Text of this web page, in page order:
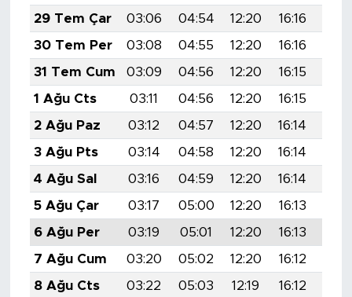
29 Tem Çar
03:06 04:54 12:20 16:16
30 Tem Per
03:08 04:55 12:20 16:16
31 Tem Cum
03:09 04:56 12:20 16:15
1 Ağu Cts
03:11 04:56 12:20 16:15
2 Ağu Paz
03:12 04:57 12:20 16:14
3 Ağu Pts
03:14 04:58 12:20 16:14
4 Ağu Sal
03:16 04:59 12:20 16:14
5 Ağu Çar
03:17 05:00 12:20 16:13
6 Ağu Per
03:19 05:01 12:20 16:13
7 Ağu Cum
03:20 05:02 12:20 16:12
8 Ağu Cts
03:22 05:03 12:19 16:12
MEDYA KÖŞESİ
FOTO GALERİ
VİDEOLAR
ALINTI YAZARLAR
SOSYAL MEDYA